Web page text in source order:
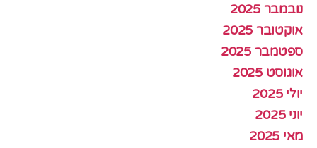
נובמבר 2025
אוקטובר 2025
ספטמבר 2025
אוגוסט 2025
יולי 2025
יוני 2025
מאי 2025